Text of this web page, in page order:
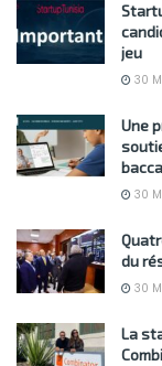
jeu
30
Une
30
du
30
La